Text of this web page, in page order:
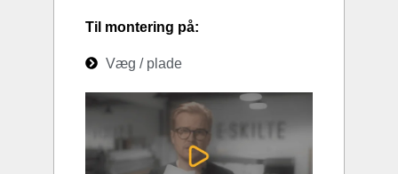
Til montering på:
Væg / plade